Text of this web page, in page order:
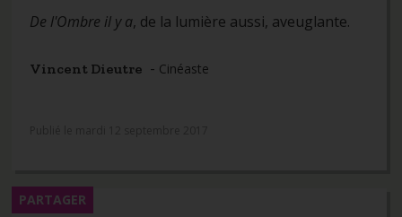
De l'Ombre il y a, de la lumière aussi, aveuglante.
Vincent Dieutre - Cinéaste
PARTAGER